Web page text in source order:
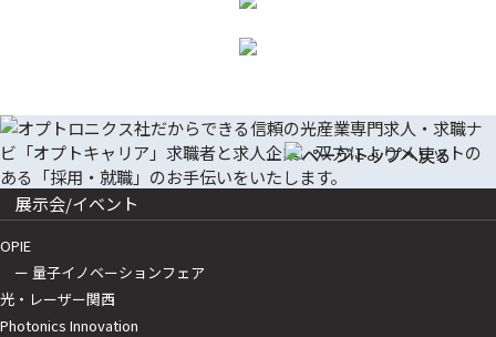
展示会/イベント
OPIE
ー 量子イノベーションフェア
光・レーザー関西
Photonics Innovation